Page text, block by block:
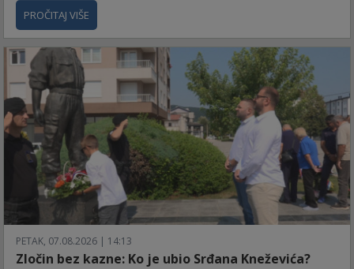
PROČITAJ VIŠE
PETAK, 07.08.2026 | 14:13
Zločin bez kazne: Ko je ubio Srđana Kneževića?